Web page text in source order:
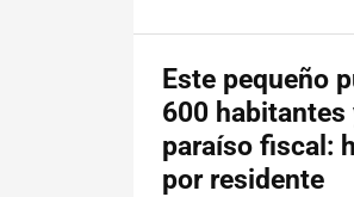
Este pequeño
600 habitantes
paraíso fiscal:
por residente